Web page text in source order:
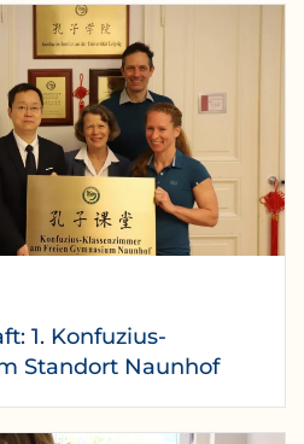
1. Konfuzius-
Standort Naunhof